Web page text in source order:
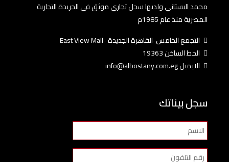
محمد البستاني ولديها سجل تجاري موثق في الجريدة التجارية
المصرية منذ عام 1985م
التجمع الخامس-القاهرة الجديدة -East View Mall
الخط الساخن 19363
الايميل info@albostany.com.eg
سجل بيناتك